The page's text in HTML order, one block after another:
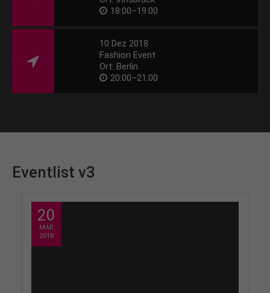
18:00–19:00
10 Dez 2018
Fashion Event
Ort: Berlin
20:00–21:00
Eventlist v3
20
MÄR
2018